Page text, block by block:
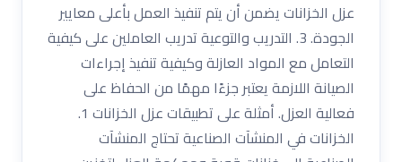
عزل الخزانات يضمن أن يتم تنفيذ العمل بأعلى معايير
الجودة. 3. التدريب والتوعية تدريب العاملين على كيفية
التعامل مع المواد العازلة وكيفية تنفيذ إجراءات
الصيانة اللازمة يعتبر جزءًا مهمًا من الحفاظ على
فعالية العزل. أمثلة على تطبيقات عزل الخزانات 1.
الخزانات في المنشآت الصناعية تحتاج المنشآت